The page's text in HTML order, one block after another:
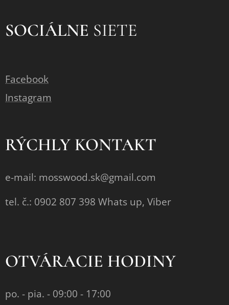
SOCIÁLNE SIETE
Facebook
Instagram
RÝCHLY KONTAKT
e-mail: mosswood.sk@gmail.com
tel. č.: 0902 807 398 Whats up, Viber
OTVÁRACIE HODINY
po. - pia. - 09:00 - 17:00